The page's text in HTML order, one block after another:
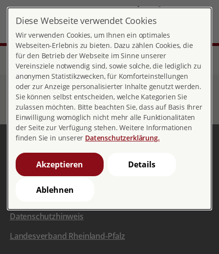
DE
Start Über pro familia Landesverbände
Rheinland-Pfalz
Stellenangebote
Stellenangebote
Landesverband Rheinland-Pfalz
Telefon: 06131 236350
lv.rheinland-pfalz@profamilia.de
Datenschutzhinweis
Landesverband Rheinland-Pfalz
Diese Webseite verwendet Cookies
Wir verwenden Cookies, um Ihnen ein optimales
Webseiten-Erlebnis zu bieten. Dazu zählen Cookies, die
für den Betrieb der Webseite im Sinne unserer
Vereinsziele notwendig sind, sowie solche, die lediglich zu
anonymen Statistikzwecken, für Komforteinstellungen
oder zur Anzeige personalisierter Inhalte genutzt werden.
Sie können selbst entscheiden, welche Kategorien Sie
zulassen möchten. Bitte beachten Sie, dass auf Basis Ihrer
Einwilligung womöglich nicht mehr alle Funktionalitäten
der Seite zur Verfügung stehen. Weitere Informationen
finden Sie in unserer Datenschutzerklärung.
Akzeptieren Details
Ablehnen